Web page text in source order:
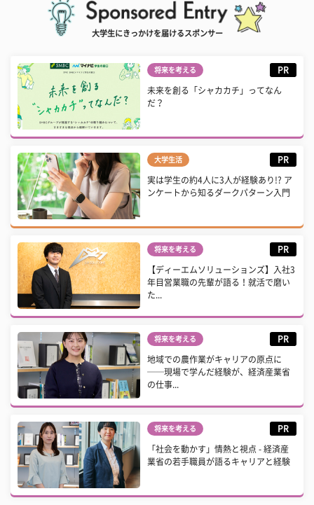
大学生にきっかけを届けるスポンサー
将来を考える PR
未来を創る「シャカカチ」ってなん
だ？
大学生活 PR
実は学生の約4人に3人が経験あり!? ア
ンケートから知るダークパターン入門
将来を考える PR
【ディーエムソリューションズ】入社3
年目営業職の先輩が語る！就活で磨い
た...
将来を考える PR
地域での農作業がキャリアの原点に
──現場で学んだ経験が、経済産業省
の仕事...
将来を考える PR
「社会を動かす」情熱と視点 - 経済産
業省の若手職員が語るキャリアと経験